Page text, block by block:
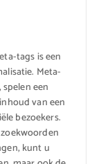
tags is een
Meta-
een
van een
bezoekers.
kunt u